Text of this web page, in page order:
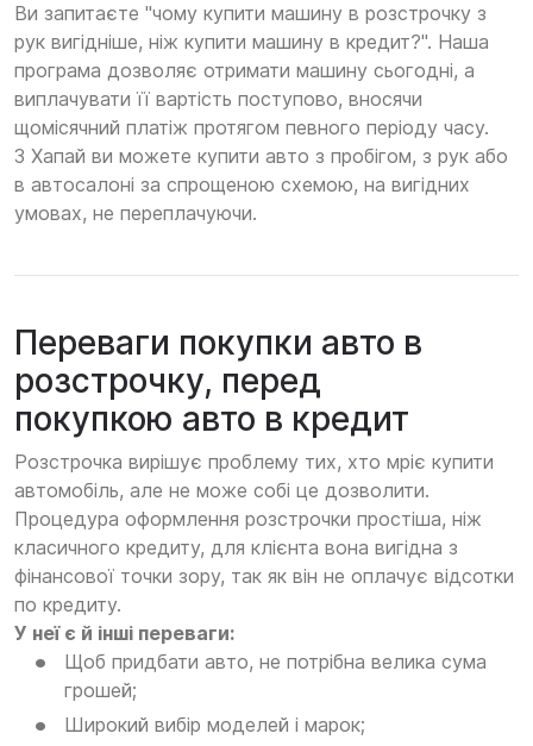
Ви запитаєте "чому купити машину в розстрочку з
рук вигідніше, ніж купити машину в кредит?". Наша
програма дозволяє отримати машину сьогодні, а
виплачувати її вартість поступово, вносячи
щомісячний платіж протягом певного періоду часу.
З Хапай ви можете купити авто з пробігом, з рук або
в автосалоні за спрощеною схемою, на вигідних
умовах, не переплачуючи.
Переваги покупки авто в
розстрочку, перед
покупкою авто в кредит
Розстрочка вирішує проблему тих, хто мріє купити
автомобіль, але не може собі це дозволити.
Процедура оформлення розстрочки простіша, ніж
класичного кредиту, для клієнта вона вигідна з
фінансової точки зору, так як він не оплачує відсотки
по кредиту.
У неї є й інші переваги:
Щоб придбати авто, не потрібна велика сума
грошей;
Широкий вибір моделей і марок;